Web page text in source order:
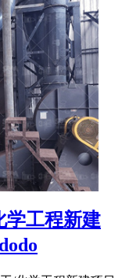
学工程新建